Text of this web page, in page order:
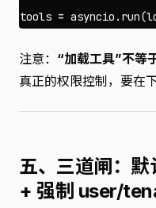
tools = asyncio . run(
注意： “加载工具”不等
真正的权限控制，要在
五、三道闸：
+ 强制 user/